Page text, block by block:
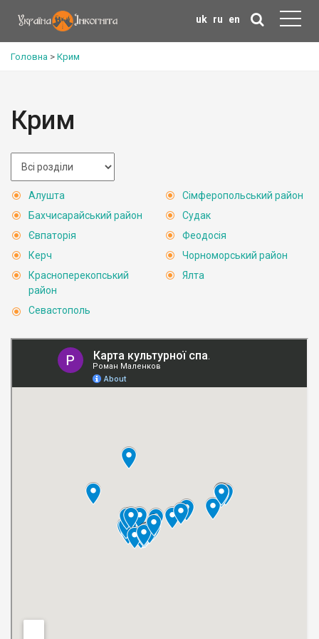
uk ru en
Головна > Крим
Крим
Алушта
Бахчисарайський район
Євпаторія
Керч
Красноперекопський
район
Севастополь
Сімферопольський район
Судак
Феодосія
Чорноморський район
Ялта